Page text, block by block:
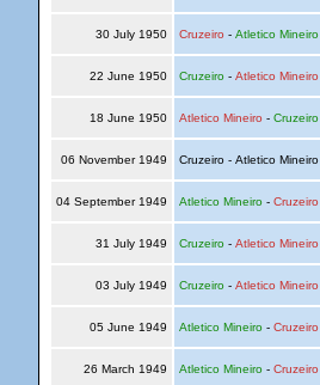
30 July 1950 Cruzeiro - Atletico Mineiro
22 June 1950 Cruzeiro- Atletico Mineiro
18 June 1950 Atletico Mineiro - Cruzeiro
06 November 1949 Cruzeiro - Atletico Mineiro
04 September 1949 Atletico Mineiro- Cruzeiro
31 July 1949 Cruzeiro- Atletico Mineiro
03 July 1949 Cruzeiro- Atletico Mineiro
05 June 1949 Atletico Mineiro- Cruzeiro
26 March 1949 Atletico Mineiro- Cruzeiro